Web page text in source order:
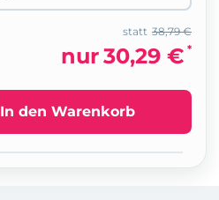
38,79 €
statt
nur30,29 € *
In den Warenkorb